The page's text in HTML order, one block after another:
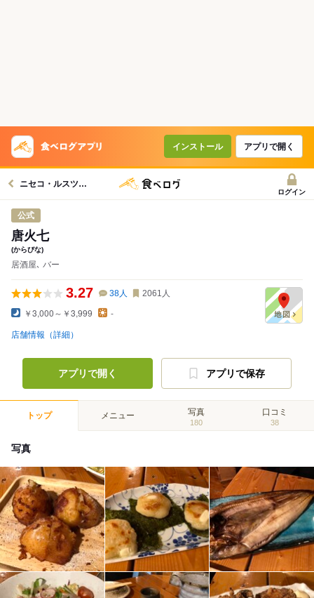
インストール アプリで開く
ニセコ・ルスツ周辺グルメへ
ログイン
公式
唐火七
(からびな)
居酒屋､ バー
3.27 38人 2061 人
￥3,000～￥3,999 -
店舗情報（詳細）
アプリで開く アプリで保存
トップ メニュー 写真
180
口コミ
38
写真